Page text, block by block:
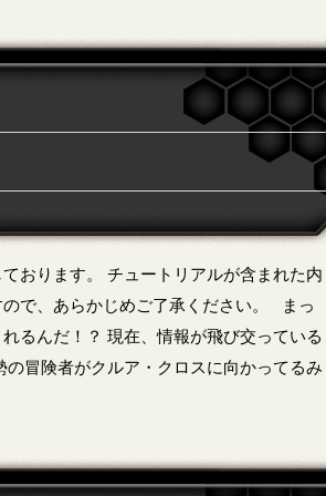
おります。 チュートリアルが含まれた内
で、あらかじめご了承ください。 まっ
るんだ！？ 現在、情報が飛び交っている
冒険者がクルア・クロスに向かってるみ